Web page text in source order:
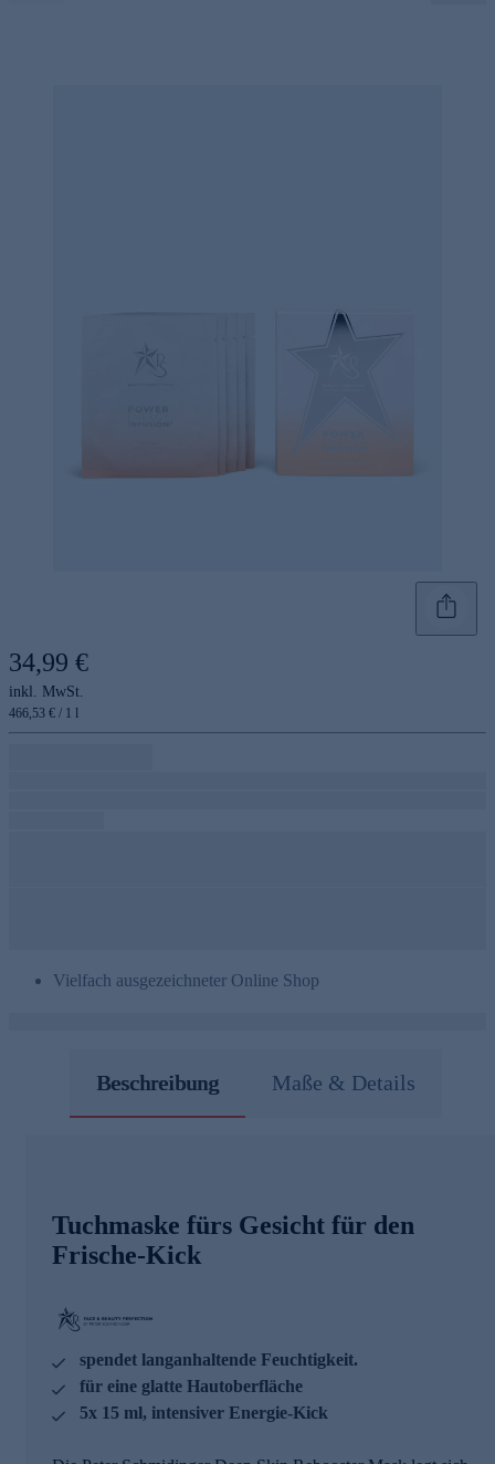
34,99 €
inkl. MwSt.
466,53 € / 1 l
Vielfach ausgezeichneter Online Shop
Beschreibung Maße & Details
Tuchmaske fürs Gesicht für den
Frische-Kick
spendet langanhaltende Feuchtigkeit.
für eine glatte Hautoberfläche
5x 15 ml, intensiver Energie-Kick